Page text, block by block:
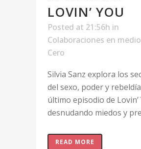
LOVIN’ YOU
Posted at 21:56h in
Colaboraciones en
Cero
Silvia Sanz explora los
del sexo, poder y
último episodio de Lovin’
desnudando miedos y
READ MORE